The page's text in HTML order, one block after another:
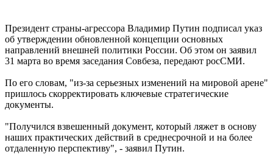
Президент страны-агрессора Владимир Путин подписал указ
об утверждении обновленной концепции основных
направлений внешней политики России. Об этом он заявил
31 марта во время заседания Совбеза, передают росСМИ.
По его словам, "из-за серьезных изменений на мировой арене"
пришлось скорректировать ключевые стратегические
документы.
"Получился взвешенный документ, который ляжет в основу
наших практических действий в среднесрочной и на более
отдаленную перспективу", - заявил Путин.